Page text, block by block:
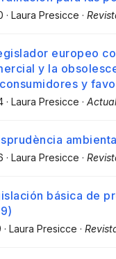
· Laura Presicce ·
europeo
y la
y
· Laura Presicce ·
· Laura Presicce ·
básica de
· Laura Presicce ·